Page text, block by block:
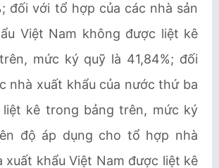
đối với tổ hợp của các nhà sản
Việt Nam không được liệt kê
mức ký quỹ là 41,84%; đối
nhà xuất khẩu của nước thứ ba
kê trong bảng trên, mức ký
độ áp dụng cho tổ hợp nhà
xuất khẩu Việt Nam được liệt kê